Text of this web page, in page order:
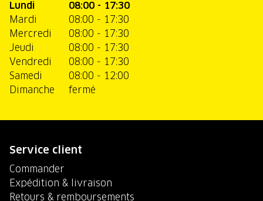
Lundi
08:00 - 17:30
Mardi
08:00 - 17:30
Mercredi
08:00 - 17:30
Jeudi
08:00 - 17:30
Vendredi
08:00 - 17:30
Samedi
08:00 - 12:00
Dimanche
fermé
Service client
Commander
Expédition & livraison
Retours & remboursements